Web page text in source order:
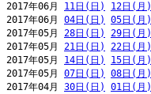
2017年06月 11日(日) 12日(月)
2017年06月 04日(日) 05日(月)
2017年05月 28日(日) 29日(月)
2017年05月 21日(日) 22日(月)
2017年05月 14日(日) 15日(月)
2017年05月 07日(日) 08日(月)
2017年04月 30日(日) 01日(月)